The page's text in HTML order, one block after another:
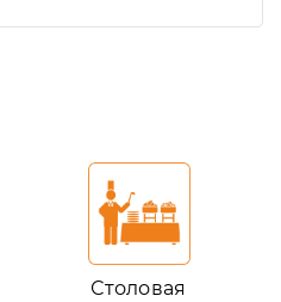
Столовая